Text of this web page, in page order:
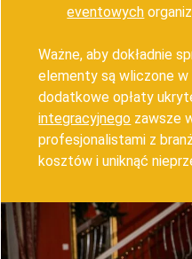
eventowych
Ważne, aby dokładnie
elementy są wliczone
dodatkowe opłaty
integracyjnego zawsze
profesjonalistami z
kosztów i uniknąć